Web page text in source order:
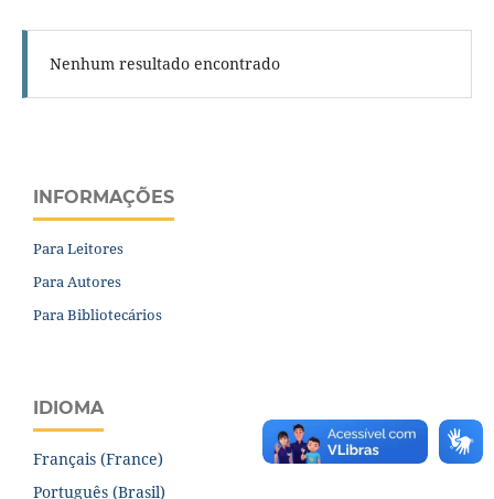
Nenhum resultado encontrado
INFORMAÇÕES
Para Leitores
Para Autores
Para Bibliotecários
IDIOMA
Français (France)
Português (Brasil)